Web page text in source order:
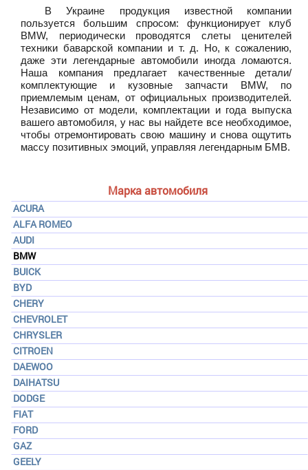
Марка автомобиля
ACURA
ALFA ROMEO
AUDI
BMW
BUICK
BYD
CHERY
CHEVROLET
CHRYSLER
CITROEN
DAEWOO
DAIHATSU
DODGE
FIAT
FORD
GAZ
GEELY
В Украине продукция известной компании
пользуется большим спросом: функционирует клуб
BMW, периодически проводятся слеты ценителей
техники баварской компании и т. д. Но, к сожалению,
даже эти легендарные автомобили иногда ломаются.
Наша компания предлагает качественные детали/
комплектующие и кузовные запчасти BMW, по
приемлемым ценам, от официальных производителей.
Независимо от модели, комплектации и года выпуска
вашего автомобиля, у нас вы найдете все необходимое,
чтобы отремонтировать свою машину и снова ощутить
массу позитивных эмоций, управляя легендарным БМВ.